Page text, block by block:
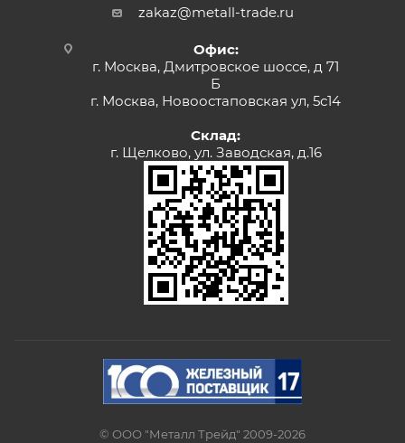
zakaz@metall-trade.ru
Офис:
г. Москва, Дмитровское шоссе, д 71
Б
г. Москва, Новоостаповская ул, 5с14
Склад:
г. Щелково, ул. Заводская, д.16
© ООО "Металл Трейд" 2009-2026